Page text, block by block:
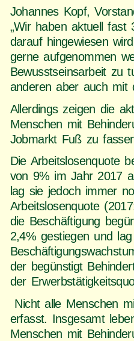
Johannes Kopf,
„Wir haben aktuell fast
darauf hingewiesen
gerne aufgenommen
Bewusstseinsarbeit zu
anderen aber auch mit
Allerdings zeigen die
Menschen mit
Jobmarkt Fuß zu
Die Arbeitslosenquote
von 9% im Jahr 2017
lag sie jedoch immer
Arbeitslosenquote
die Beschäftigung
2,4% gestiegen und
der begünstigt
der
Nicht alle Menschen
erfasst. Insgesamt
Menschen mit